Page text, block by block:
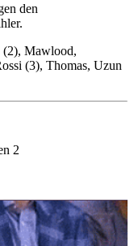
den
(2), Mawlood,
(3), Thomas, Uzun
2